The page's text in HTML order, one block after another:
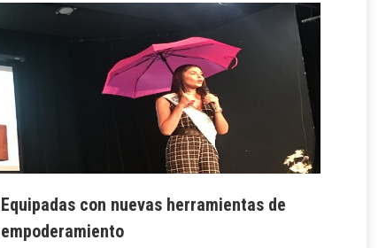
Equipadas con nuevas herramientas de
empoderamiento